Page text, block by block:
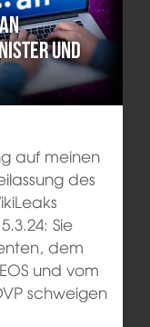
und
auf meinen
des
Sie
dem
und vom
schweigen